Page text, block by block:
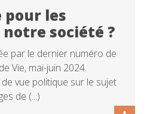
pour les
société ?
par le dernier numéro de
Vie, mai-juin 2024.
vue politique sur le sujet
de (...)